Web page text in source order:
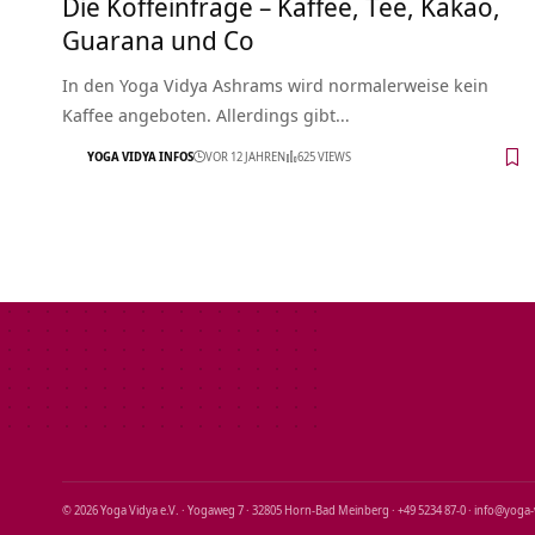
Guarana und Co
In den Yoga Vidya Ashrams wird normalerweise kein
Kaffee angeboten. Allerdings gibt…
YOGA VIDYA INFOS VOR 12 JAHREN 625 VIEWS
© 2026 Yoga Vidya e.V. · Yogaweg 7 · 32805 Horn‑Bad Meinberg · +49 5234 87‑0 ·